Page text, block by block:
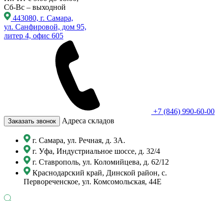
Сб-Вс – выходной
443080, г. Самара,
ул. Санфировой, дом 95,
литер 4, офис 605
+7 (846) 990-60-00
Заказать звонок Адреса складов
г. Самара, ул. Речная, д. 3А.
г. Уфа, Индустриальное шоссе, д. 32/4
г. Ставрополь, ул. Коломийцева, д. 62/12
Краснодарский край, Динской район, с.
Первореченское, ул. Комсомольская, 44Е